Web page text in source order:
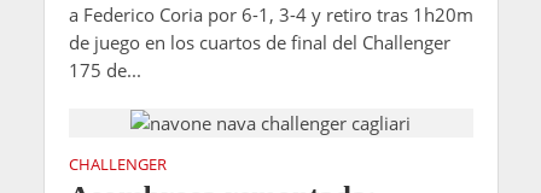
a Federico Coria por 6-1, 3-4 y retiro tras 1h20m
de juego en los cuartos de final del Challenger
175 de...
CHALLENGER